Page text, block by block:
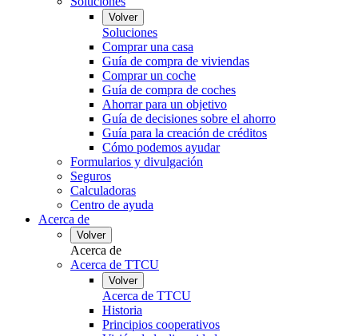
Volver
Soluciones
Comprar una casa
Guía de compra de viviendas
Comprar un coche
Guía de compra de coches
Ahorrar para un objetivo
Guía de decisiones sobre el ahorro
Guía para la creación de créditos
Cómo podemos ayudar
Formularios y divulgación
Seguros
Calculadoras
Centro de ayuda
Acerca de
Volver
Acerca de
Acerca de TTCU
Volver
Acerca de TTCU
Historia
Principios cooperativos